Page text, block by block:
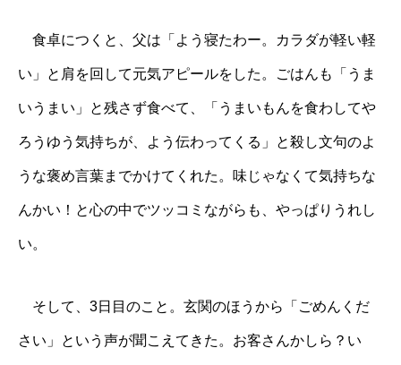
食卓につくと、父は「よう寝たわー。カラダが軽い軽
い」と肩を回して元気アピールをした。ごはんも「うま
いうまい」と残さず食べて、「うまいもんを食わしてや
ろうゆう気持ちが、よう伝わってくる」と殺し文句のよ
うな褒め言葉までかけてくれた。味じゃなくて気持ちな
んかい！と心の中でツッコミながらも、やっぱりうれし
い。
そして、3日目のこと。玄関のほうから「ごめんくだ
さい」という声が聞こえてきた。お客さんかしら？い